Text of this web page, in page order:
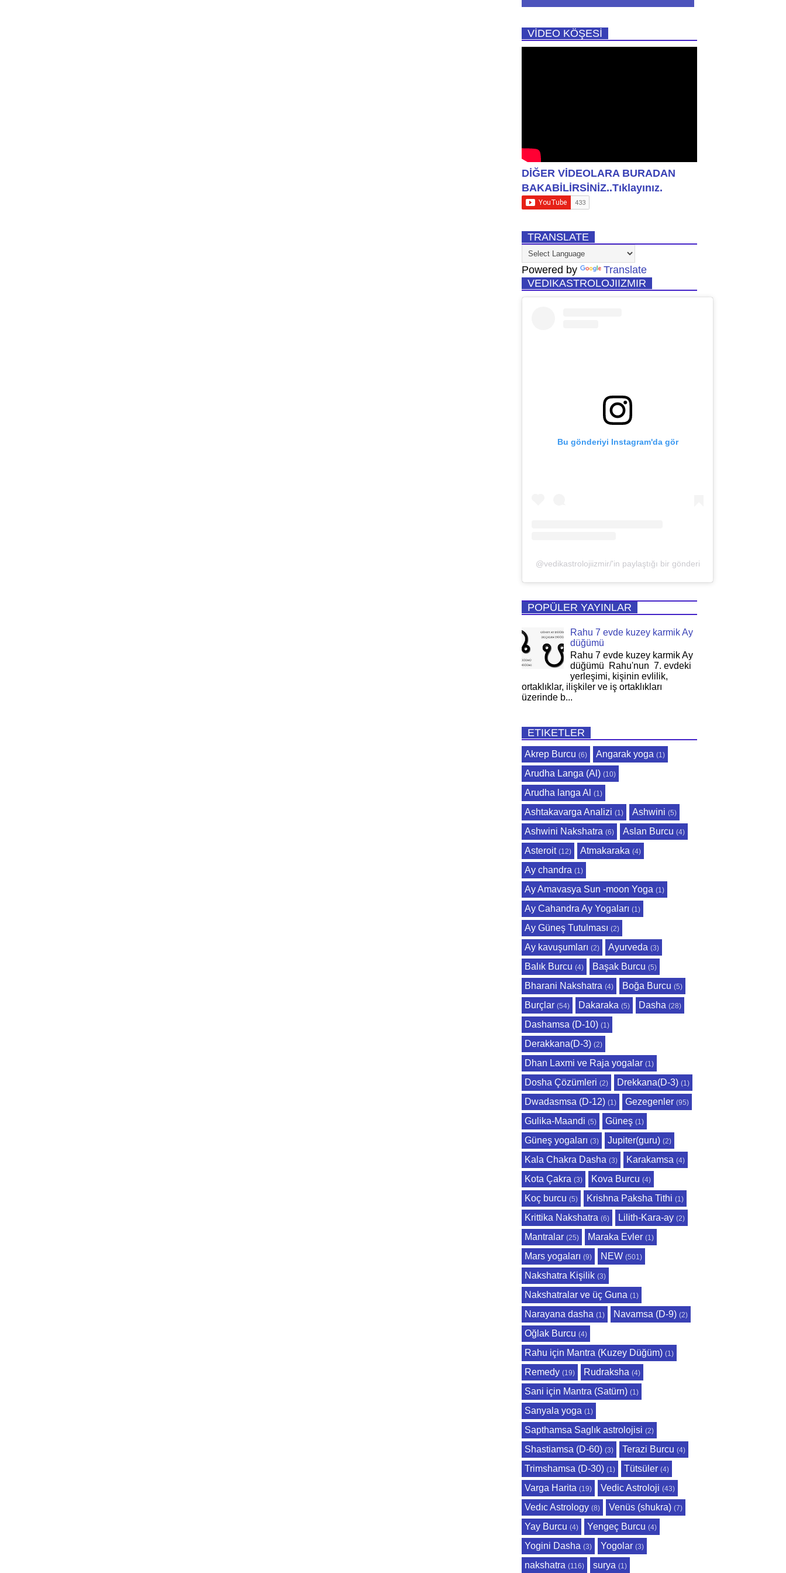
VİDEO KÖŞESİ
DİĞER VİDEOLARA BURADAN
BAKABİLİRSİNİZ..Tıklayınız.
TRANSLATE
Powered by
Translate
VEDIKASTROLOJIIZMIR
Bu gönderiyi Instagram'da gör
@vedikastrolojiizmir/'in paylaştığı bir gönderi
POPÜLER YAYINLAR
Rahu 7 evde kuzey karmik Ay
düğümü
Rahu 7 evde kuzey karmik Ay
düğümü Rahu'nun 7. evdeki
yerleşimi, kişinin evlilik,
ortaklıklar, ilişkiler ve iş ortaklıkları
üzerinde b...
ETIKETLER
Akrep Burcu (6) Angarak yoga (1)
Arudha Langa (Al) (10)
Arudha langa Al (1)
Ashtakavarga Analizi (1) Ashwini (5)
Ashwini Nakshatra (6) Aslan Burcu (4)
Asteroit (12) Atmakaraka (4)
Ay chandra (1)
Ay Amavasya Sun -moon Yoga (1)
Ay Cahandra Ay Yogaları (1)
Ay Güneş Tutulması (2)
Ay kavuşumları (2) Ayurveda (3)
Balık Burcu (4) Başak Burcu (5)
Bharani Nakshatra (4) Boğa Burcu (5)
Burçlar (54) Dakaraka (5) Dasha (28)
Dashamsa (D-10) (1)
Derakkana(D-3) (2)
Dhan Laxmi ve Raja yogalar (1)
Dosha Çözümleri (2) Drekkana(D-3) (1)
Dwadasmsa (D-12) (1) Gezegenler (95)
Gulika-Maandi (5) Güneş (1)
Güneş yogaları (3) Jupiter(guru) (2)
Kala Chakra Dasha (3) Karakamsa (4)
Kota Çakra (3) Kova Burcu (4)
Koç burcu (5) Krishna Paksha Tithi (1)
Krittika Nakshatra (6) Lilith-Kara-ay (2)
Mantralar (25) Maraka Evler (1)
Mars yogaları (9) NEW (501)
Nakshatra Kişilik (3)
Nakshatralar ve üç Guna (1)
Narayana dasha (1) Navamsa (D-9) (2)
Oğlak Burcu (4)
Rahu için Mantra (Kuzey Düğüm) (1)
Remedy (19) Rudraksha (4)
Sani için Mantra (Satürn) (1)
Sanyala yoga (1)
Sapthamsa Saglık astrolojisi (2)
Shastiamsa (D-60) (3) Terazi Burcu (4)
Trimshamsa (D-30) (1) Tütsüler (4)
Varga Harita (19) Vedic Astroloji (43)
Vedıc Astrology (8) Venüs (shukra) (7)
Yay Burcu (4) Yengeç Burcu (4)
Yogini Dasha (3) Yogolar (3)
nakshatra (116) surya (1)